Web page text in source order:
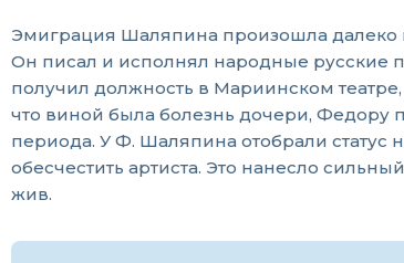
Эмиграция Шаляпина произошла далеко
Он писал и исполнял народные русские
получил должность в Мариинском
что виной была болезнь дочери, Федору
периода. У Ф. Шаляпина отобрали статус
обесчестить артиста. Это нанесло
жив.